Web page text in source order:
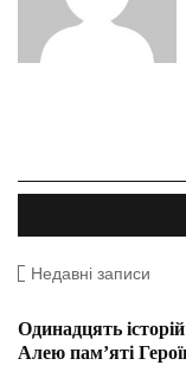
Недавні записи
Одинадцять
Алею пам’яті